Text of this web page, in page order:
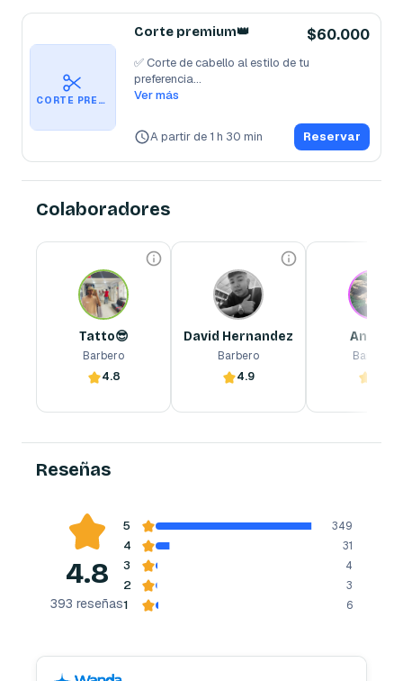
CORTE PREMIUM👑
Corte premium👑 $60.000
✅ Corte de cabello al estilo de tu
preferencia
✅ Asesoría de imagen y acabado
Ver más
A partir de 1 h 30 min Reservar
Colaboradores
Tatto😎
Barbero
4.8
Barbero
Excelente servicio,
excelente atención, 5
años de experiencia.
David Hernandez
Barbero
4.9
Barbero
Andrés
Barbero
Barbero
Reseñas
4.8
393 reseñas
5 349
4 31
3 4
2 3
1 6